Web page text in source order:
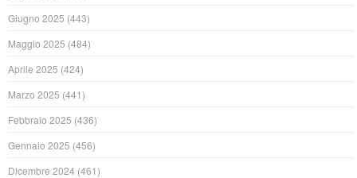
Giugno 2025 (443)
Maggio 2025 (484)
Aprile 2025 (424)
Marzo 2025 (441)
Febbraio 2025 (436)
Gennaio 2025 (456)
Dicembre 2024 (461)